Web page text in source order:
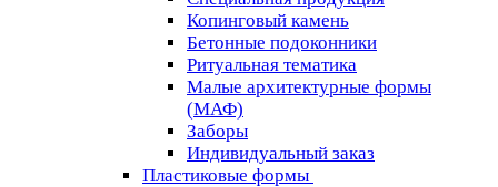
Копинговый камень
Бетонные подоконники
Ритуальная тематика
Малые архитектурные формы
(МАФ)
Заборы
Индивидуальный заказ
Пластиковые формы